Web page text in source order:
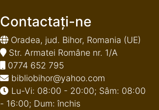
Contactați-ne
Oradea, jud. Bihor, Romania (UE)
Str. Armatei Române nr. 1/A
0774 652 795
bibliobihor@yahoo.com
Lu-Vi: 08:00 - 20:00; Sâm: 08:00
- 16:00; Dum: închis